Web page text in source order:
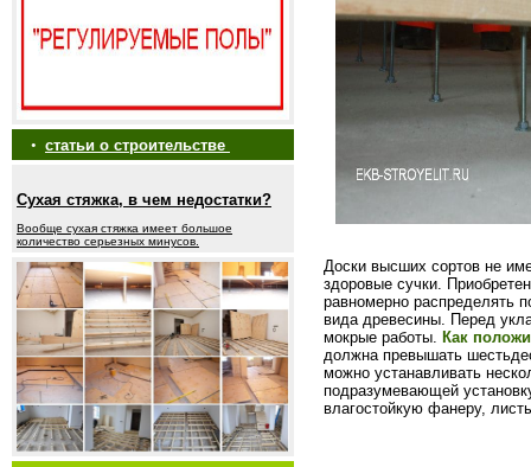
• статьи о строительстве
Сухая стяжка, в чем недостатки?
Вообще сухая стяжка имеет большое
количество серьезных минусов.
Доски высших сортов не
здоровые сучки.
равномерно распределять
вида древесины. Перед
мокрые работы. Как
должна превышать
можно устанавливать
подразумевающей
влагостойкую фанеру,